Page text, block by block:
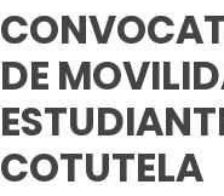
DE
COTUTELA